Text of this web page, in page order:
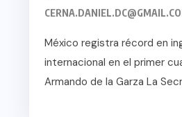
México registra récord en
internacional en el primer
Armando de la Garza La